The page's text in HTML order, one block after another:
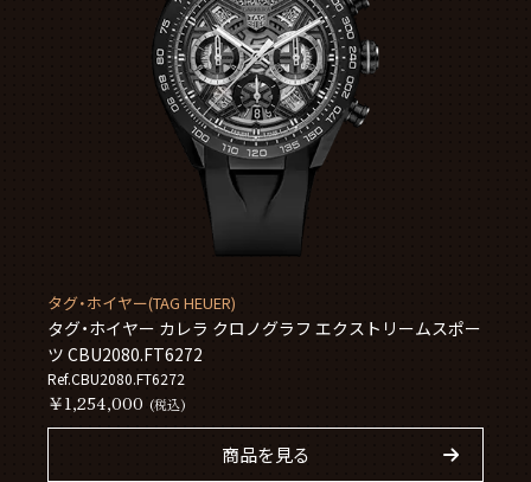
タグ・ホイヤー(TAG HEUER)
タグ・ホイヤー カレラ クロノグラフ エクストリームスポー
ツ CBU2080.FT6272
Ref.CBU2080.FT6272
￥1,254,000 (税込)
商品を見る